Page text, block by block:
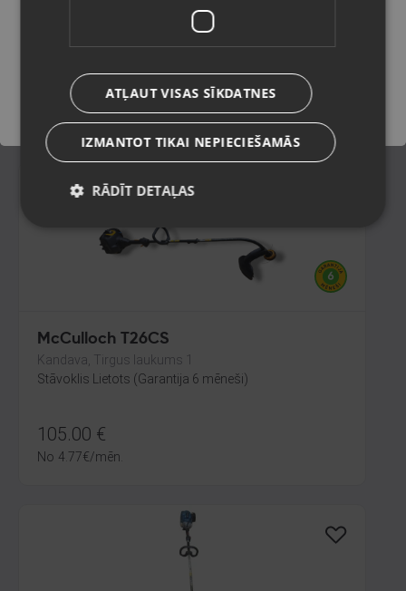
Jelgava, Satiksmes iela 33-1B
Stāvoklis Mazlietots (Garantija 12 mēneši)
45.00€
McCulloch T26CS
Kandava, Tirgus laukums 1
Stāvoklis Lietots (Garantija 6 mēneši)
105.00 €
No 4.77€/mēn.
Saglabāt
ATĻAUT VISAS SĪKDATNES
IZMANTOT TIKAI NEPIECIEŠAMĀS
RĀDĪT DETAĻAS